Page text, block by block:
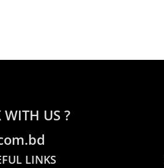
WITH US ?
LINKS